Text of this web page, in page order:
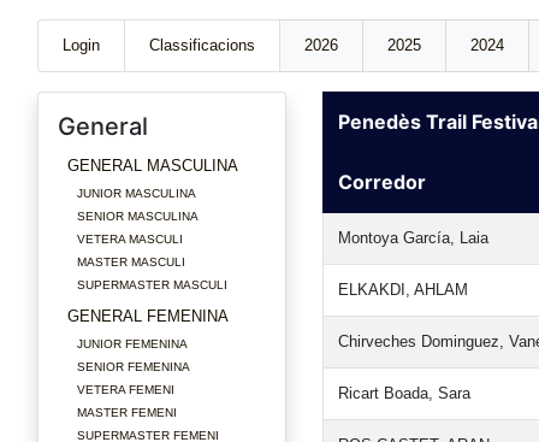
Login Classificacions 2026 2025 2024
General
GENERAL MASCULINA
JUNIOR MASCULINA
SENIOR MASCULINA
VETERA MASCULI
MASTER MASCULI
SUPERMASTER MASCULI
GENERAL FEMENINA
JUNIOR FEMENINA
SENIOR FEMENINA
VETERA FEMENI
MASTER FEMENI
SUPERMASTER FEMENI
Penedès Trail
Corredor
Montoya García, Laia
ELKAKDI, AHLAM
Chirveches Dominguez,
Ricart Boada, Sara